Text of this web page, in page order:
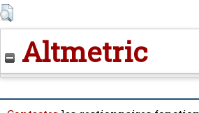
Altmetric